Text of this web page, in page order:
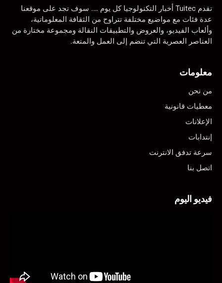
تقدم Tuitec أخبار التكنولوجيا كل يوم …. سوف تجد على موقعنا
عدة فئات مع مواضيع مختلفة تتراوح من الثقافة المعلوماتية،
وألعاب الفيديو، والعروض والتطبيقات النقالة ومجموعة مختارة من
العناصر العصرية التي تنضم إلى العمل والمتعة.
معلومات
من نحن
معطيات قانونية
الإعلانات
إنتدابات
سرعة تدفق الانترنت
اتصل بنا
فيديو اليوم